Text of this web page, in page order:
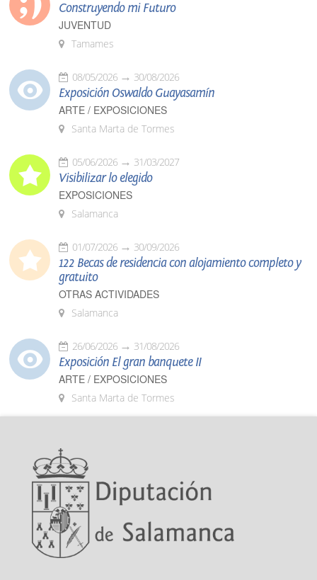
Construyendo mi Futuro
JUVENTUD
Tamames
08/05/2026 30/08/2026
Exposición Oswaldo Guayasamín
ARTE / EXPOSICIONES
Santa Marta de Tormes
05/06/2026 31/03/2027
Visibilizar lo elegido
EXPOSICIONES
Salamanca
01/07/2026 30/09/2026
122 Becas de residencia con alojamiento completo y
gratuito
OTRAS ACTIVIDADES
Salamanca
26/06/2026 31/08/2026
Exposición El gran banquete II
ARTE / EXPOSICIONES
Santa Marta de Tormes